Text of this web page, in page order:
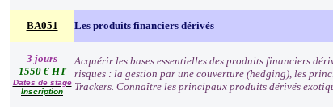
BA051 Les produits financiers dérivés
3 jours
1550 € HT
Dates de stage
Inscription
Acquérir les bases essentielles des produits financiers
risques : la gestion par une couverture (hedging), les
Trackers. Connaître les principaux produits dérivés